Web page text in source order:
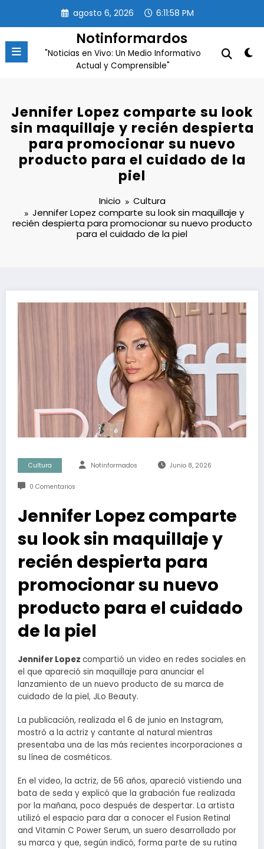
contenido
agosto 6, 2026 6:11:59 PM
Notinformardos
"Noticias en Vivo: Un Medio Informativo
Actual y Comprensible"
Jennifer Lopez comparte su look
sin maquillaje y recién despierta
para promocionar su nuevo
producto para el cuidado de la
piel
Inicio
Cultura
Jennifer Lopez comparte su look sin maquillaje y
recién despierta para promocionar su nuevo producto
para el cuidado de la piel
Cultura Notinformados Junio 8, 2026
0 Comentarios
Jennifer Lopez comparte
su look sin maquillaje y
recién despierta para
promocionar su nuevo
producto para el cuidado
de la piel
Jennifer Lopez compartió un video en redes sociales en
el que apareció sin maquillaje para anunciar el
lanzamiento de un nuevo producto de su marca de
cuidado de la piel, JLo Beauty.
La publicación, realizada el 6 de junio en Instagram,
mostró a la actriz y cantante al natural mientras
presentaba una de las más recientes incorporaciones a
su línea de cosméticos.
En el video, la actriz, de 56 años, apareció vistiendo una
bata de seda y explicó que la grabación fue realizada
por la mañana, poco después de despertar. La artista
utilizó el espacio para dar a conocer el Fusion Retinal
and Vitamin C Power Serum, un suero desarrollado por
su marca y que, según indicó, forma parte de su rutina